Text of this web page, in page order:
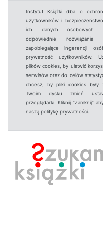
Instytut Książki dba o
użytkowników i
ich danych osobowych
odpowiednie rozwiązania
zapobiegające ingerencji
prywatność użytkowników.
plików cookies, by ułatwić
serwisów oraz do celów
chcesz, by pliki cookies były
Twoim dysku zmień
przeglądarki. Kliknij "Zamknij"
naszą politykę prywatności.